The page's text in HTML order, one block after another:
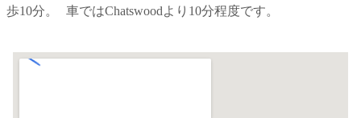
歩10分。 車ではChatswoodより10分程度です。